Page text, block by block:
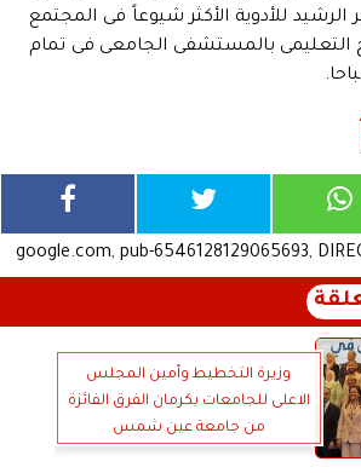
الرشيد للأدوية الأكثر شيوعاً فى المجتمع
التعليمى بالمستشفى الجامعى فى تمام
google.com, pub-6546128129065693,
وزيرة التخطيط وأمين المجلس
الاعلى للجامعات يكرمان الفرق الفائزة
من جامعة عين شمس